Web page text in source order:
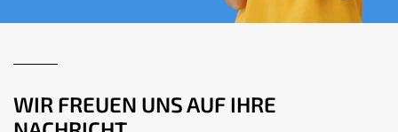
WIR FREUEN UNS AUF IHRE